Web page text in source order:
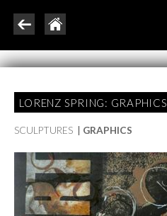
LORENZ SPRING: GRAPHICS
SCULPTURES GRAPHICS